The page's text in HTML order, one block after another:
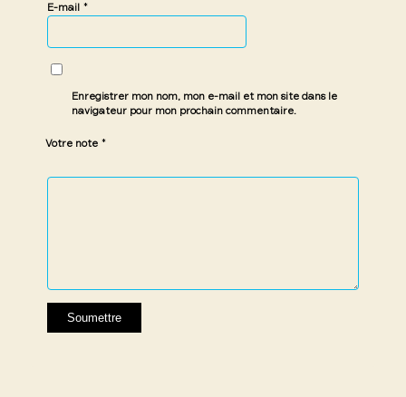
E-mail *
Enregistrer mon nom, mon e-mail et mon site dans le
navigateur pour mon prochain commentaire.
Votre note *
1 étoile
2 étoiles
3 étoiles
4 étoiles
5 étoiles